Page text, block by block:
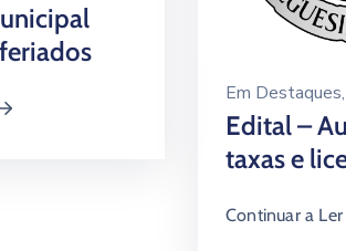
Em Destaques‚
Edital –
taxas e
Continuar a Ler